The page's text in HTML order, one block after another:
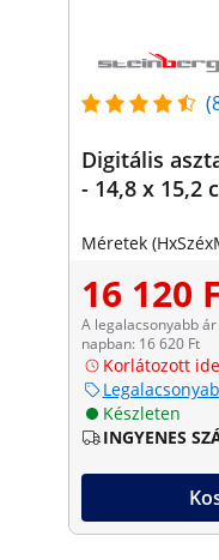
Digitális
- 14,8 x 15,2
Méretek
16 120
A legalacsonyabb
napban: 16 620 Ft
Korlátozott
Készleten
INGYENES